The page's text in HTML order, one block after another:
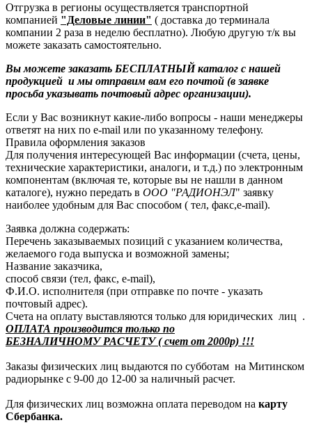
Отгрузка в регионы осуществляется транспортной
компанией "Деловые линии" ( доставка до терминала
компании 2 раза в неделю бесплатно). Любую другую т/к вы
можете заказать самостоятельно.
Вы можете заказать БЕСПЛАТНЫЙ каталог с нашей
продукцией и мы отправим вам его почтой (в заявке
просьба указывать почтовый адрес организации).
Если у Вас возникнут какие-либо вопросы - наши менеджеры
ответят на них по e-mail или по указанному телефону.
Правила оформления заказов
Для получения интересующей Вас информации (счета, цены,
технические характеристики, аналоги, и т.д.) по электронным
компонентам (включая те, которые вы не нашли в данном
каталоге), нужно передать в ООО "РАДИОНЭЛ" заявку
наиболее удобным для Вас способом ( тел, факс,e-mail).
Заявка должна содержать:
Перечень заказываемых позиций с указанием количества,
желаемого года выпуска и возможной замены;
Название заказчика,
способ связи (тел, факс, e-mail),
Ф.И.О. исполнителя (при отправке по почте - указать
почтовый адрес).
Счета на оплату выставляются только для юридических лиц .
ОПЛАТА производится только по
БЕЗНАЛИЧНОМУ РАСЧЕТУ ( счет от 2000р) !!!
Заказы физических лиц выдаются по субботам на Митинском
радиорынке с 9-00 до 12-00 за наличный расчет.
Для физических лиц возможна оплата переводом на карту
Сбербанка.